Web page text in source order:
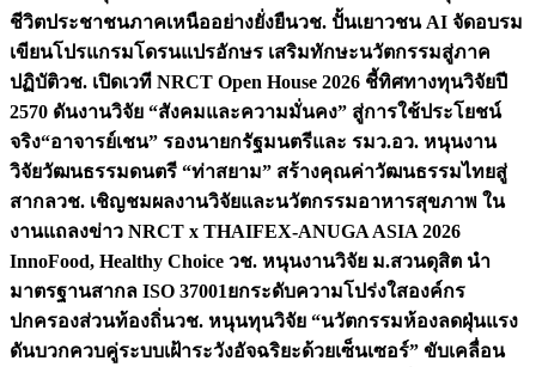
ชีวิตประชาชนภาคเหนืออย่างยั่งยืนวช. ปั้นเยาวชน AI จัดอบรม
เขียนโปรแกรมโดรนแปรอักษร เสริมทักษะนวัตกรรมสู่ภาค
ปฏิบัติวช. เปิดเวที NRCT Open House 2026 ชี้ทิศทางทุนวิจัยปี
2570 ดันงานวิจัย “สังคมและความมั่นคง” สู่การใช้ประโยชน์
จริง“อาจารย์เชน” รองนายกรัฐมนตรีและ รมว.อว. หนุนงาน
วิจัยวัฒนธรรมดนตรี “ท่าสยาม” สร้างคุณค่าวัฒนธรรมไทยสู่
สากลวช. เชิญชมผลงานวิจัยและนวัตกรรมอาหารสุขภาพ ใน
งานแถลงข่าว NRCT x THAIFEX-ANUGA ASIA 2026
InnoFood, Healthy Choice วช. หนุนงานวิจัย ม.สวนดุสิต นำ
มาตรฐานสากล ISO 37001ยกระดับความโปร่งใสองค์กร
ปกครองส่วนท้องถิ่นวช. หนุนทุนวิจัย “นวัตกรรมห้องลดฝุ่นแรง
ดันบวกควบคู่ระบบเฝ้าระวังอัจฉริยะด้วยเซ็นเซอร์” ขับเคลื่อน